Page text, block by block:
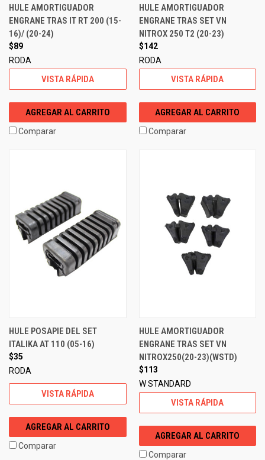
HULE AMORTIGUADOR
ENGRANE TRAS IT RT 200 (15-
16)/ (20-24)
$89
RODA
VISTA RÁPIDA
AGREGAR AL CARRITO
Comparar
HULE AMORTIGUADOR
ENGRANE TRAS SET VN
NITROX 250 T2 (20-23)
$142
RODA
VISTA RÁPIDA
AGREGAR AL CARRITO
Comparar
HULE POSAPIE DEL SET
ITALIKA AT 110 (05-16)
$35
RODA
VISTA RÁPIDA
AGREGAR AL CARRITO
Comparar
HULE AMORTIGUADOR
ENGRANE TRAS SET VN
NITROX250(20-23)(WSTD)
$113
W STANDARD
VISTA RÁPIDA
AGREGAR AL CARRITO
Comparar